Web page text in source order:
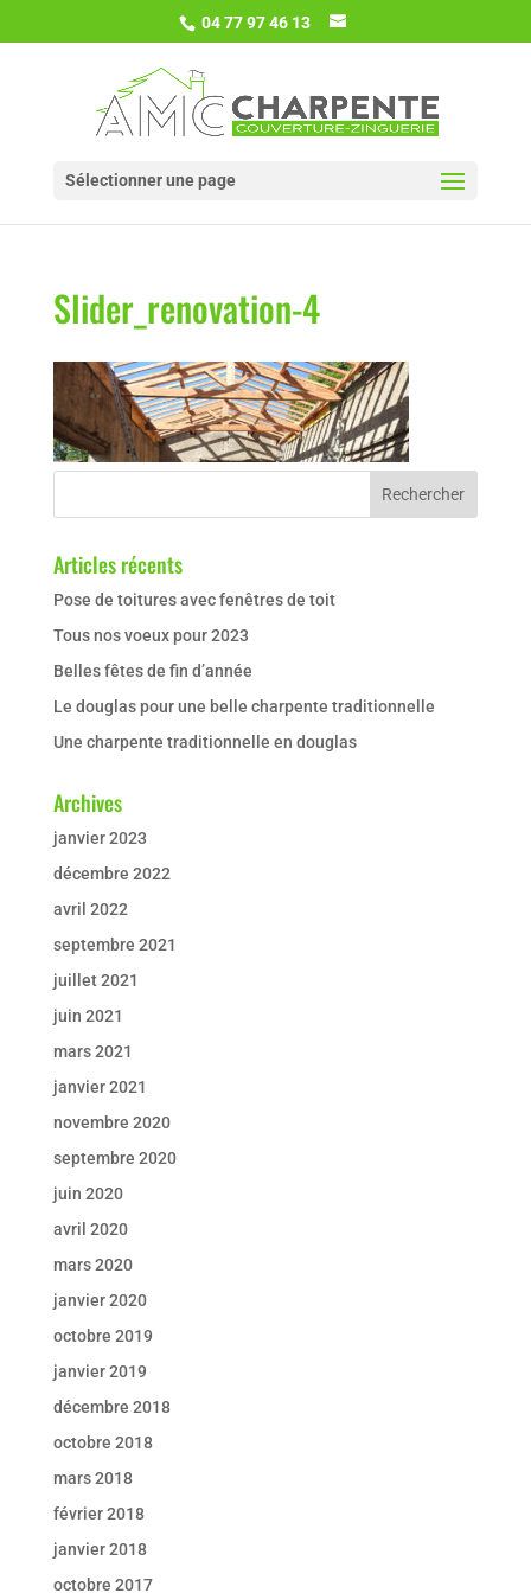
04 77 97 46 13
Sélectionner une page
Slider_renovation-4
Articles récents
Pose de toitures avec fenêtres de toit
Tous nos voeux pour 2023
Belles fêtes de fin d’année
Le douglas pour une belle charpente traditionnelle
Une charpente traditionnelle en douglas
Archives
janvier 2023
décembre 2022
avril 2022
septembre 2021
juillet 2021
juin 2021
mars 2021
janvier 2021
novembre 2020
septembre 2020
juin 2020
avril 2020
mars 2020
janvier 2020
octobre 2019
janvier 2019
décembre 2018
octobre 2018
mars 2018
février 2018
janvier 2018
octobre 2017